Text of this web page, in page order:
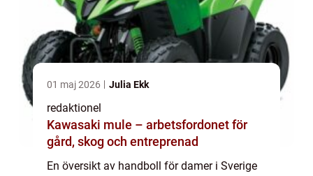
01 maj 2026 Julia Ekk
redaktionel
Kawasaki mule – arbetsfordonet för
gård, skog och entreprenad
En översikt av handboll för damer i Sverige